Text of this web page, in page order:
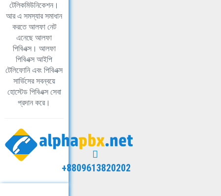
টেলিকমিউনিকেশন।
আর এ সমস্যার সমাধান
করতে আলফা নেট
এনেছে আলফা
পিবিএক্স। আলফা
পিবিএক্স আইপি
টেলিফোনি এবং পিবিএক্স
সার্ভিসের সবন্বয়ে
হোস্টেড পিবিএক্স সেবা
প্রদান করে।
+8809613820202